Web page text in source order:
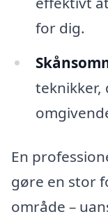
for dig.
teknikker,
En
gøre en stor
område –